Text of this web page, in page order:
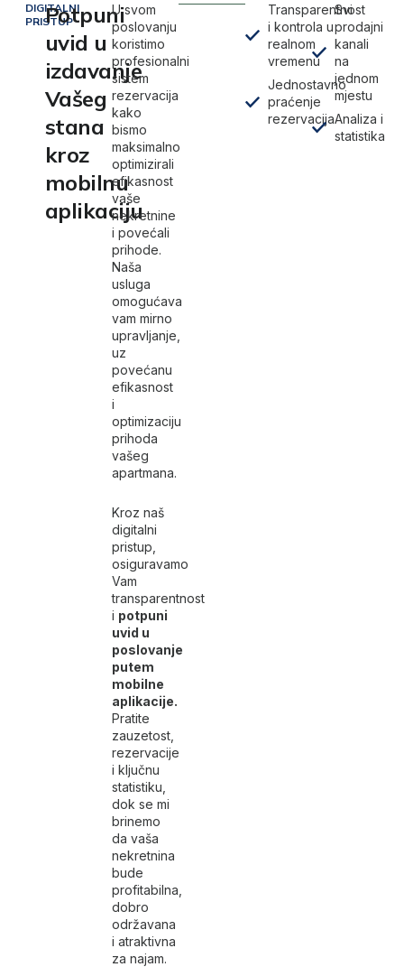
DIGITALNI
PRISTUP
Potpuni
uvid u
izdavanje
Vašeg
stana
kroz
mobilnu
aplikaciju
U svom
poslovanju
koristimo
profesionalni
sistem
rezervacija
kako
bismo
maksimalno
optimizirali
efikasnost
vaše
nekretnine
i povećali
prihode.
Naša
usluga
omogućava
vam mirno
upravljanje,
uz
povećanu
efikasnost
i
optimizaciju
prihoda
vašeg
apartmana.
Kroz naš
digitalni
pristup,
osiguravamo
Vam
transparentnost
i potpuni
uvid u
poslovanje
putem
mobilne
aplikacije.
Pratite
zauzetost,
rezervacije
i ključnu
statistiku,
dok se mi
brinemo
da vaša
nekretnina
bude
profitabilna,
dobro
održavana
i atraktivna
za najam.
Transparentnost
i kontrola u
realnom
vremenu
Jednostavno
praćenje
rezervacija
Svi
prodajni
kanali
na
jednom
mjestu
Analiza i
statistika